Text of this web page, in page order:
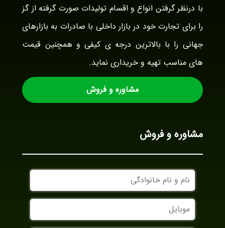
با درنظر گرفتن انواع و اقسام تولیدات صورت گرفته از گز
را برای تجارت خود در بازار داخلی با صادرات به بازارهای
جهانی را با بالاترین درجه ی کیفی و همچنین قیمت
های مناسب تهیه و خریداری نماید.
مشاوره و فروش
مشاوره و فروش
نام
و
نام
خانوادگی
موبایل